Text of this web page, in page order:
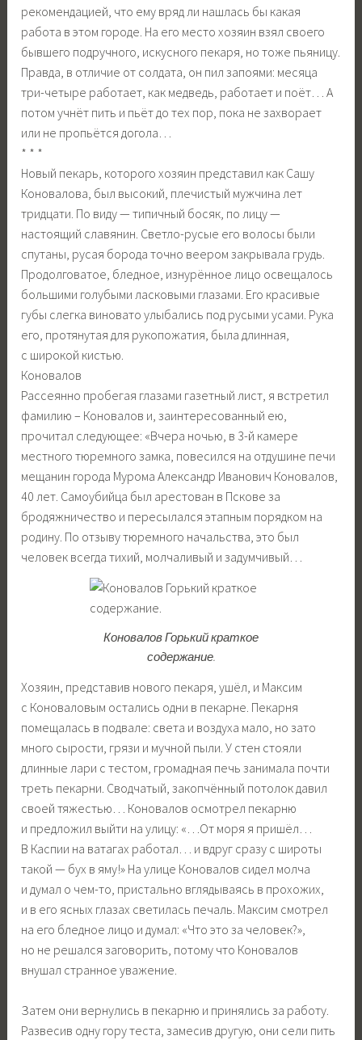
рекомендацией, что ему вряд ли нашлась бы какая
работа в этом городе. На его место хозяин взял своего
бывшего подручного, искусного пекаря, но тоже пьяницу.
Правда, в отличие от солдата, он пил запоями: месяца
три-четыре работает, как медведь, работает и поёт… А
потом учнёт пить и пьёт до тех пор, пока не захворает
или не пропьётся догола…
* * *
Новый пекарь, которого хозяин представил как Сашу
Коновалова, был высокий, плечистый мужчина лет
тридцати. По виду — типичный босяк, по лицу —
настоящий славянин. Светло-русые его волосы были
спутаны, русая борода точно веером закрывала грудь.
Продолговатое, бледное, изнурённое лицо освещалось
большими голубыми ласковыми глазами. Его красивые
губы слегка виновато улыбались под русыми усами. Рука
его, протянутая для рукопожатия, была длинная,
с широкой кистью.
Коновалов
Рассеянно пробегая глазами газетный лист, я встретил
фамилию – Коновалов и, заинтересованный ею,
прочитал следующее: «Вчера ночью, в 3-й камере
местного тюремного замка, повесился на отдушине печи
мещанин города Мурома Александр Иванович Коновалов,
40 лет. Самоубийца был арестован в Пскове за
бродяжничество и пересылался этапным порядком на
родину. По отзыву тюремного начальства, это был
человек всегда тихий, молчаливый и задумчивый…
Коновалов Горький краткое
содержание.
Хозяин, представив нового пекаря, ушёл, и Максим
с Коноваловым остались одни в пекарне. Пекарня
помещалась в подвале: света и воздуха мало, но зато
много сырости, грязи и мучной пыли. У стен стояли
длинные лари с тестом, громадная печь занимала почти
треть пекарни. Сводчатый, закопчённый потолок давил
своей тяжестью… Коновалов осмотрел пекарню
и предложил выйти на улицу: «…От моря я пришёл…
В Каспии на ватагах работал… и вдруг сразу с широты
такой — бух в яму!» На улице Коновалов сидел молча
и думал о чем-то, пристально вглядываясь в прохожих,
и в его ясных глазах светилась печаль. Максим смотрел
на его бледное лицо и думал: «Что это за человек?»,
но не решался заговорить, потому что Коновалов
внушал странное уважение.
Затем они вернулись в пекарню и принялись за работу.
Развесив одну гору теста, замесив другую, они сели пить